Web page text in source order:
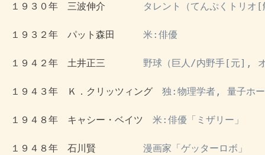
１９３０年　三波伸介 タレント（てんぷくトリオ
１９３２年　パット森田 米:俳優
１９４２年　土井正三 野球（巨人/内野手[元],
１９４３年　Ｋ．クリッツィング 独:物理学者, 量子ホー
１９４８年　キャシー・ベイツ 米:俳優「ミザリー」
１９４８年　石川賢 漫画家「ゲッターロボ」